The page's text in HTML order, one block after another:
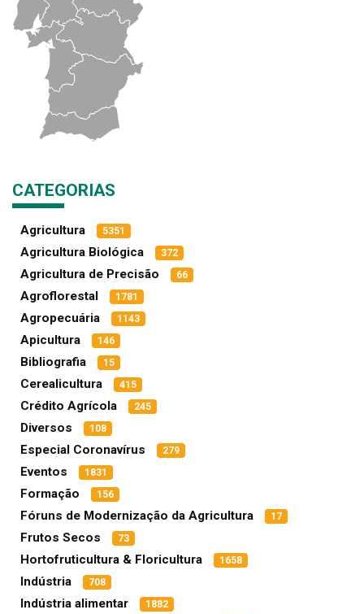
CATEGORIAS
Agricultura 5351
Agricultura Biológica 372
Agricultura de Precisão 66
Agroflorestal 1781
Agropecuária 1143
Apicultura 146
Bibliografia 15
Cerealicultura 415
Crédito Agrícola 245
Diversos 108
Especial Coronavírus 279
Eventos 1831
Formação 156
Fóruns de Modernização da Agricultura 17
Frutos Secos 73
Hortofruticultura & Floricultura 1658
Indústria 708
Indústria alimentar 1882